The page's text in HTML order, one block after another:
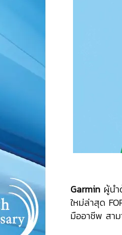
Garmin ผู้น
ใหม่ล่าสุด
มืออาชีพ สาม